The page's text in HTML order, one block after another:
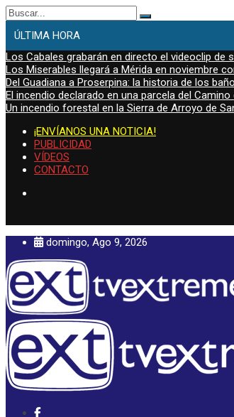
Buscar:
ÚLTIMA HORA
Los Cabales grabarán en directo el videoclip
Los Miserables llegará a Mérida en noviembre
Del Guadiana a Proserpina: la historia de los
El incendio declarado en una parcela del
Un incendio forestal en la Sierra de Arroyo de
¡ENVÍANOS UNA NOTICIA!
PUBLICIDAD
VÍDEOS
CONTACTO
domingo, Ago 9, 2026